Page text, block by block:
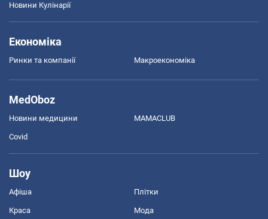
Новини Кулінарії
Економіка
Ринки та компанії Макроекономіка
MedOboz
Новини медицини MAMACLUB
Covid
Шоу
Афіша Плітки
Краса Мода